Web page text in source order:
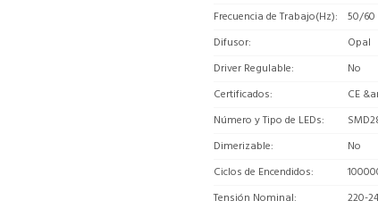
Frecuencia de Trabajo(Hz)
50/60
Difusor
Opal
Driver Regulable
No
Certificados
CE
Número y Tipo de LEDs
Dimerizable
No
Ciclos de Encendidos
Tensión Nominal
220-